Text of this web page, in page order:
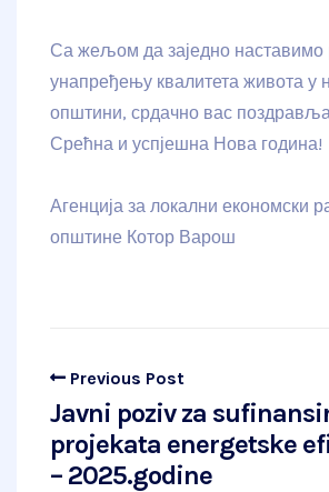
Са жељом да заједно наставимо
унапређењу квалитета живота у
општини, срдачно вас
Срећна и успјешна Нова година!
Агенција за локални економски
општине Котор Варош
Previous Post
Javni poziv za
projekata energetske
– 2025.godine